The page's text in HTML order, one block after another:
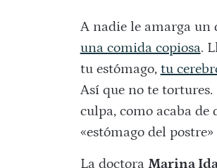
A nadie le amarga un
una comida copiosa.
tu estómago, tu
Así que no te
culpa, como acaba
«estómago del
La doctora Marina